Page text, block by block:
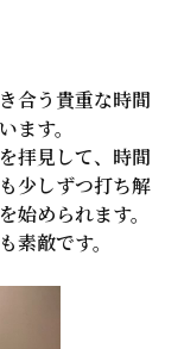
合う貴重な時間
す。
拝見して、時間
少しずつ打ち解
始められます。
素敵です。